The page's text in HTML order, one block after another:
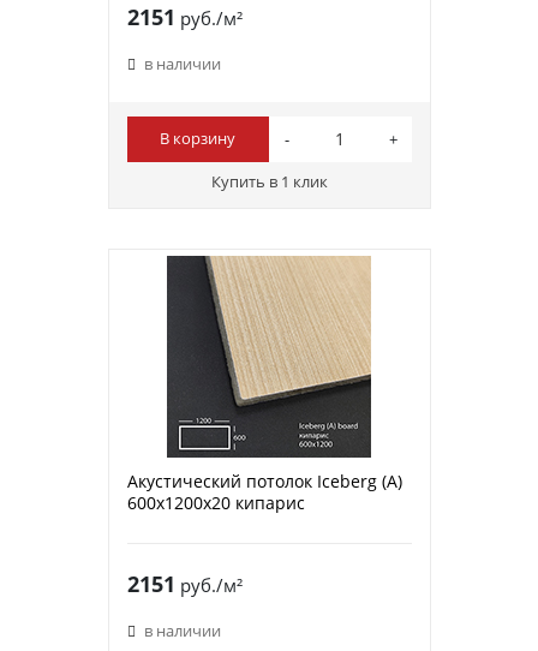
2151 руб./м²
в наличии
В корзину
Купить в 1 клик
Акустический потолок Iceberg (A)
600х1200х20 кипарис
2151 руб./м²
в наличии